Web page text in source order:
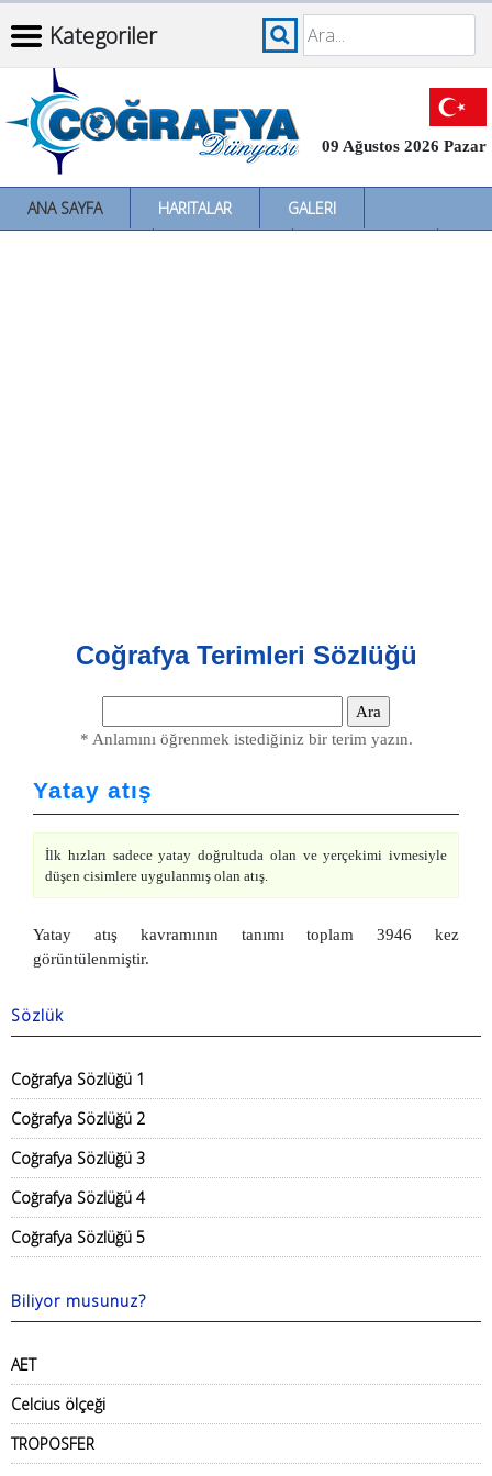
Kategoriler
09 Ağustos 2026 Pazar
ANA SAYFA HARITALAR
GALERI
Coğrafya Terimleri Sözlüğü
* Anlamını öğrenmek istediğiniz bir terim yazın.
Yatay atış
İlk hızları sadece yatay doğrultuda olan ve yerçekimi ivmesiyle
düşen cisimlere uygulanmış olan atış.
Yatay atış kavramının tanımı toplam 3946 kez
görüntülenmiştir.
Sözlük
Coğrafya Sözlüğü 1
Coğrafya Sözlüğü 2
Coğrafya Sözlüğü 3
Coğrafya Sözlüğü 4
Coğrafya Sözlüğü 5
Biliyor musunuz?
AET
Celcius ölçeği
TROPOSFER